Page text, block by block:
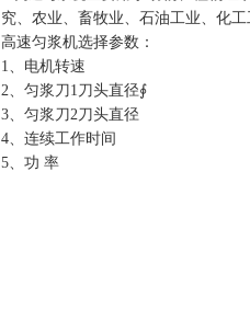
究、农业、畜牧业、石油工业、化
高速匀浆机选择参数 ：
1、电机转速
2、匀浆刀 1刀头直径∮
3、匀浆刀2刀头直径
4、连续工作时间
5、功 率